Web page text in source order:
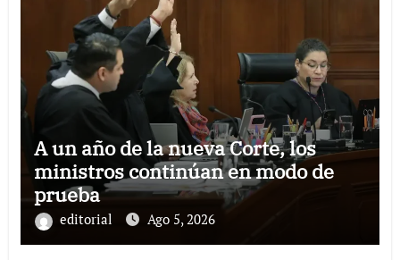
A un año de la nueva Corte, los
ministros continúan en modo de
prueba
editorial Ago 5, 2026